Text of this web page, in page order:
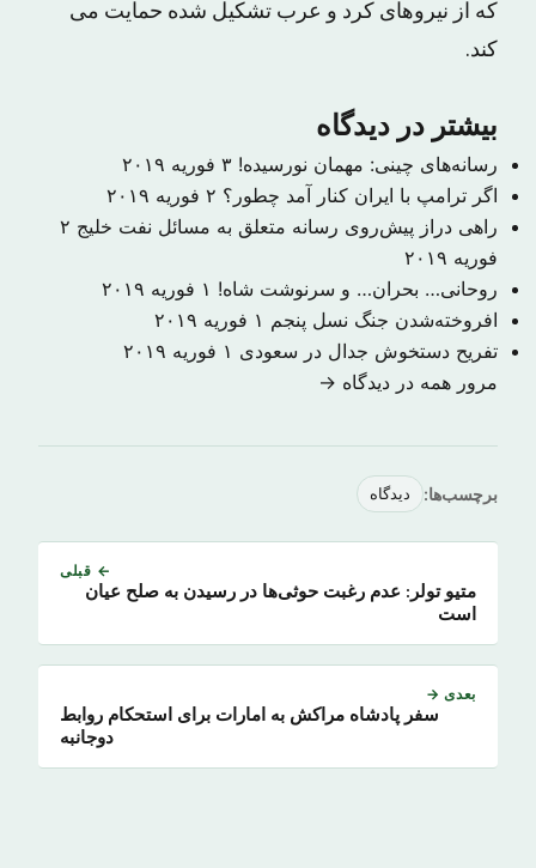
که از نیروهای کرد و عرب تشکیل شده حمایت می
کند.
بیشتر در دیدگاه
رسانه‌های چینی: مهمان نورسیده! ۳ فوریه ۲۰۱۹
اگر ترامپ با ایران کنار آمد چطور؟ ۲ فوریه ۲۰۱۹
راهی دراز پیش‌روی رسانه متعلق به مسائل نفت خلیج ۲
فوریه ۲۰۱۹
روحانی… بحران… و سرنوشت شاه! ۱ فوریه ۲۰۱۹
افروخته‌شدن جنگ نسل پنجم ۱ فوریه ۲۰۱۹
تفریح دستخوش جدال در سعودی ۱ فوریه ۲۰۱۹
مرور همه در دیدگاه →
برچسب‌ها: دیدگاه
← قبلی
متیو تولر: عدم رغبت حوثی‌ها در رسیدن به صلح عیان
است
بعدی →
سفر پادشاه مراکش به امارات برای استحکام روابط
دوجانبه